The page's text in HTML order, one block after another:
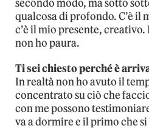
secondo modo, ma sotto
qualcosa di profondo. C’è il
c’è il mio presente,
non ho paura.
Ti sei chiesto perché è
In realtà non ho avuto il
concentrato su ciò che
con me possono
va a dormire e il primo che si